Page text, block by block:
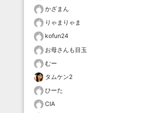
かざまん
りゃまりゃま
kofun24
お母さんも目玉
むー
タムケン2
ひーた
CIA